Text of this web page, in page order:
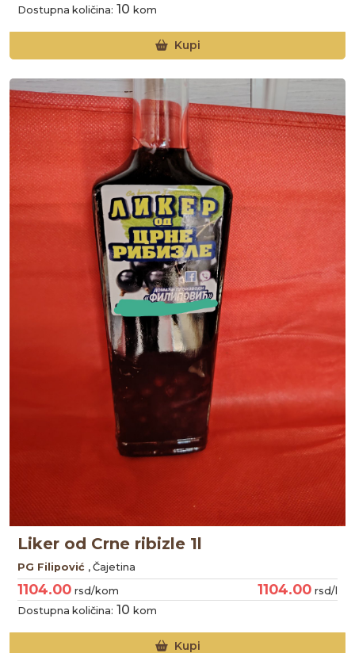
Dostupna količina: 10 kom
Kupi
Liker od Crne ribizle 1l
PG Filipović , Čajetina
1104.00 rsd/kom 1104.00 rsd/l
Dostupna količina: 10 kom
Kupi